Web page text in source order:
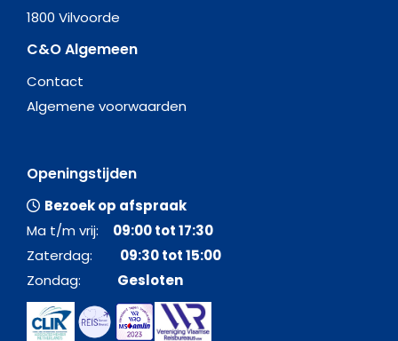
1800 Vilvoorde
C&O Algemeen
Contact
Algemene voorwaarden
Openingstijden
Bezoek op afspraak
Ma t/m vrij: 09:00 tot 17:30
Zaterdag: 09:30 tot 15:00
Zondag: Gesloten